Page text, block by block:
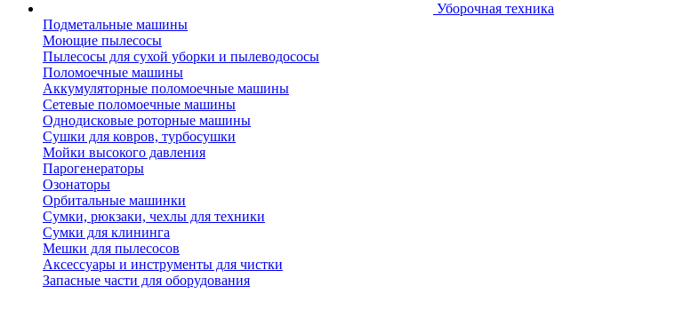
Уборочная техника
Подметальные машины
Моющие пылесосы
Пылесосы для сухой уборки и пылеводососы
Поломоечные машины
Аккумуляторные поломоечные машины
Сетевые поломоечные машины
Однодисковые роторные машины
Сушки для ковров, турбосушки
Мойки высокого давления
Парогенераторы
Озонаторы
Орбитальные машинки
Сумки, рюкзаки, чехлы для техники
Сумки для клининга
Мешки для пылесосов
Аксессуары и инструменты для чистки
Запасные части для оборудования